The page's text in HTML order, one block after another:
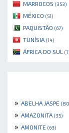
MARROCOS (353)
MÉXICO (51)
PAQUISTÃO (67)
TUNÍSIA (14)
ÁFRICA DO SUL
» ABELHA JASPE
» AMAZONITA (35)
» AMONITE (63)